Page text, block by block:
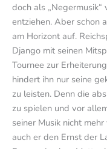
doch als
entziehen. Aber schon
am Horizont auf.
Django mit seinen
Tournee zur
hindert ihn nur seine
zu leisten. Denn die
zu spielen und vor
seiner Musik nicht
auch er den Ernst der